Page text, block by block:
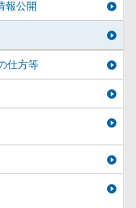
報公開
仕方等